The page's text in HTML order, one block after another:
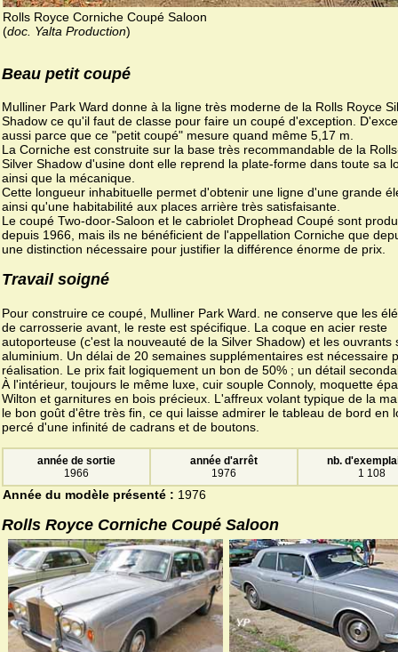
Rolls Royce Corniche Coupé Saloon
(doc. Yalta Production)
Beau petit coupé
Mulliner Park Ward donne à la ligne très moderne de la Rolls Royce
Shadow ce qu'il faut de classe pour faire un coupé d'exception.
aussi parce que ce "petit coupé" mesure quand même 5,17 m.
La Corniche est construite sur la base très recommandable de la
Silver Shadow d'usine dont elle reprend la plate-forme dans toute sa
ainsi que la mécanique.
Cette longueur inhabituelle permet d'obtenir une ligne d'une grande
ainsi qu'une habitabilité aux places arrière très satisfaisante.
Le coupé Two-door-Saloon et le cabriolet Drophead Coupé sont
depuis 1966, mais ils ne bénéficient de l'appellation Corniche que
une distinction nécessaire pour justifier la différence énorme de prix.
Travail soigné
Pour construire ce coupé, Mulliner Park Ward. ne conserve que les
de carrosserie avant, le reste est spécifique. La coque en acier reste
autoporteuse (c'est la nouveauté de la Silver Shadow) et les ouvrants
aluminium. Un délai de 20 semaines supplémentaires est nécessaire
réalisation. Le prix fait logiquement un bon de 50% ; un détail
À l'intérieur, toujours le même luxe, cuir souple Connoly, moquette
Wilton et garnitures en bois précieux. L'affreux volant typique de la
le bon goût d'être très fin, ce qui laisse admirer le tableau de bord en
percé d'une infinité de cadrans et de boutons.
année de sortie
1966
année d'arrêt
1976
nb.
1 108
Année du modèle présenté : 1976
Rolls Royce Corniche Coupé Saloon